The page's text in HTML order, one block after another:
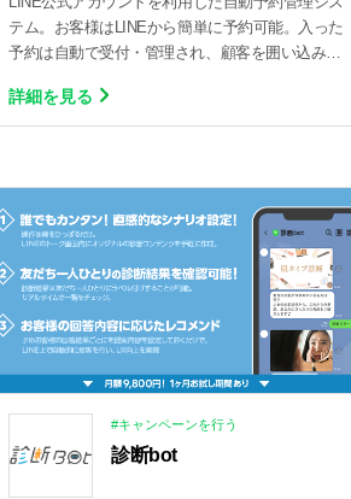
テム。お客様はLINEから簡単に予約可能。入った
予約は自動で受付・管理され、顧客を囲い込みリ
詳細を見る
#キャンペーンを行う
診断bot